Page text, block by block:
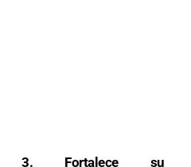
3. Fortalece su